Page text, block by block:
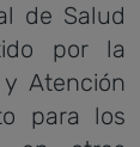
de Salud
por la
Atención
para los